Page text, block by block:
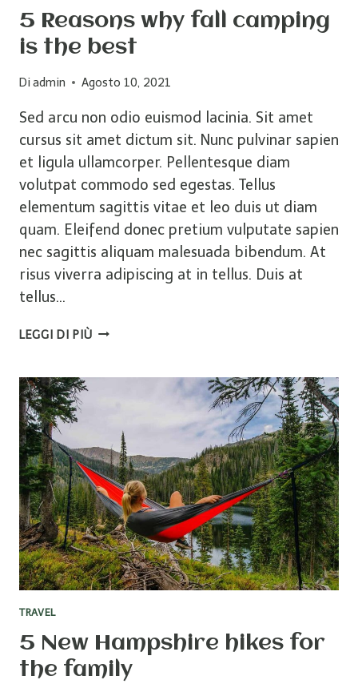
5 Reasons why fall camping
is the best
Di admin Agosto 10, 2021
Sed arcu non odio euismod lacinia. Sit amet
cursus sit amet dictum sit. Nunc pulvinar sapien
et ligula ullamcorper. Pellentesque diam
volutpat commodo sed egestas. Tellus
elementum sagittis vitae et leo duis ut diam
quam. Eleifend donec pretium vulputate sapien
nec sagittis aliquam malesuada bibendum. At
risus viverra adipiscing at in tellus. Duis at
tellus…
LEGGI DI PIÙ5
THE
BEST
TRAVEL
5 New Hampshire hikes for
the family